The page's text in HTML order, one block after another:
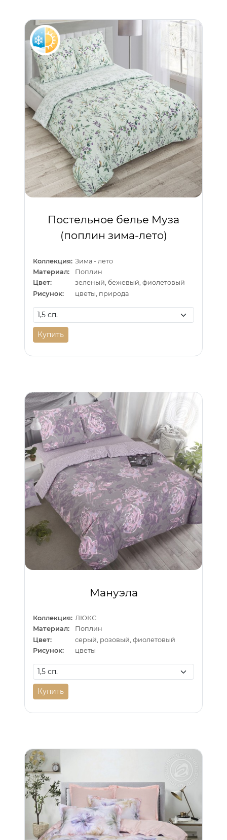
Постельное белье Муза
(поплин зима-лето)
Коллекция: Зима - лето
Материал:
Поплин
Цвет:
зеленый, бежевый, фиолетовый
Рисунок:
цветы, природа
Купить
Мануэла
Коллекция: ЛЮКС
Материал:
Поплин
Цвет:
серый, розовый, фиолетовый
Рисунок:
цветы
Купить